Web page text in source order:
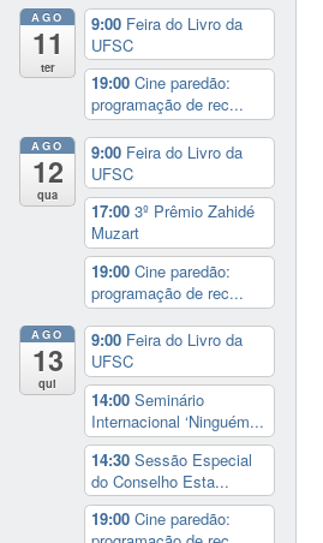
AGO
11
ter
9:00 Feira do Livro da
UFSC
19:00Cine paredão:
programação de rec...
AGO
12
qua
9:00 Feira do Livro da
UFSC
17:003º Prêmio Zahidé
Muzart
19:00Cine paredão:
programação de rec...
AGO
13
qui
9:00 Feira do Livro da
UFSC
14:00Seminário
Internacional ‘Ninguém...
14:30Sessão Especial
do Conselho Esta...
19:00Cine paredão: